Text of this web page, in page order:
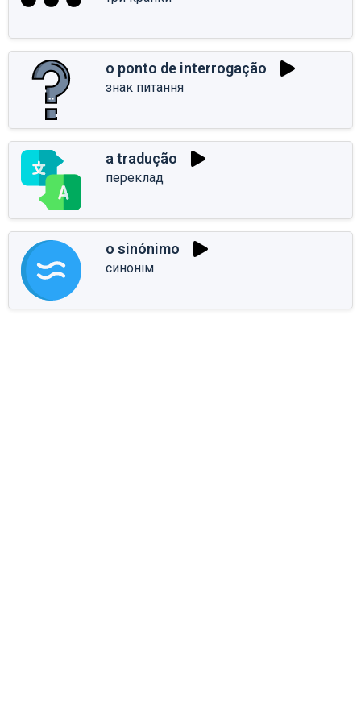
o ponto de interrogação
знак питання
a tradução
переклад
o sinónimo
синонім